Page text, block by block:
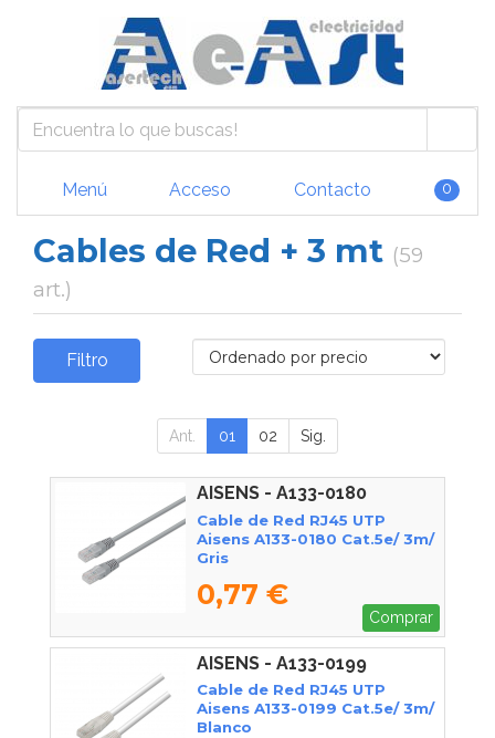
Menú Acceso Contacto 0
Cables de Red + 3 mt (59
art.)
Filtro
Ant. 01 02 Sig.
AISENS - A133-0180
Cable de Red RJ45 UTP
Aisens A133-0180 Cat.5e/ 3m/
Gris
0,77 €
Comprar
AISENS - A133-0199
Cable de Red RJ45 UTP
Aisens A133-0199 Cat.5e/ 3m/
Blanco